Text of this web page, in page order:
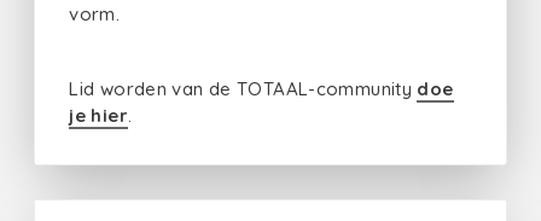
vorm.
Lid worden van de TOTAAL-community doe
je hier.